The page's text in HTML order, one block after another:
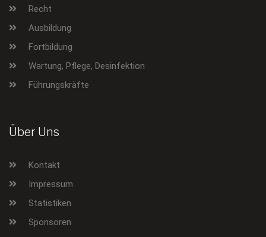
Recht
Ausbildung
Fortbildung
Wartung, Pflege, Desinfektion
Führungskräfte
Über Uns
Kontakt
Impressum
Statistiken
Sponsoren